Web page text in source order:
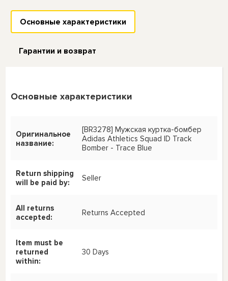
Основные характеристики
Гарантии и возврат
Основные характеристики
Оригинальное
название:
[BR3278] Мужская куртка-бомбер
Adidas Athletics Squad ID Track
Bomber - Trace Blue
Return shipping
will be paid by:
Seller
All returns
accepted:
Returns Accepted
Item must be
returned
within:
30 Days